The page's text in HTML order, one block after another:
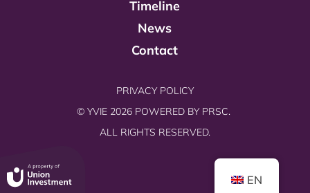
Timeline
News
Contact
PRIVACY POLICY
© YVIE 2026 POWERED BY PRSC.
ALL RIGHTS RESERVED.
EN